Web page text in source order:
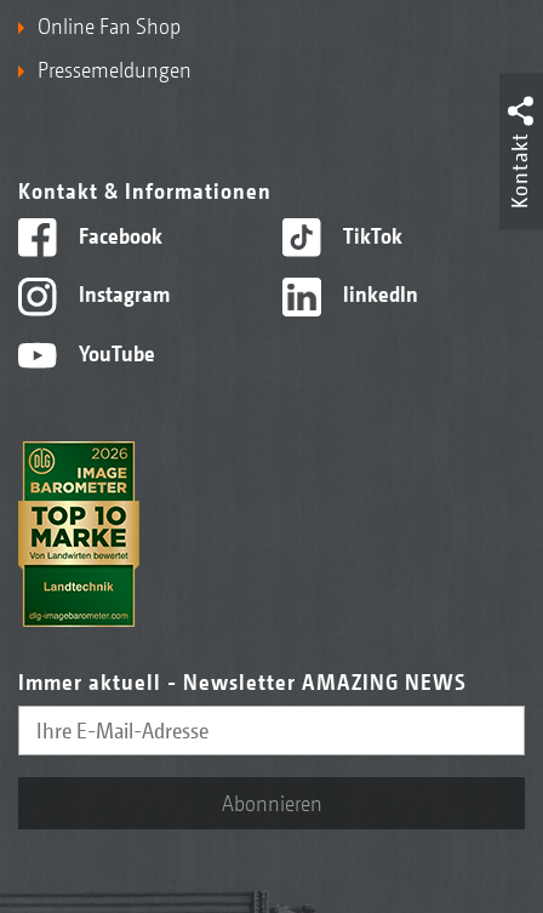
Online Fan Shop
Pressemeldungen
Kontakt & Informationen
Facebook
Instagram
YouTube
TikTok
linkedIn
Immer aktuell - Newsletter AMAZING NEWS
Abonnieren
Kontakt